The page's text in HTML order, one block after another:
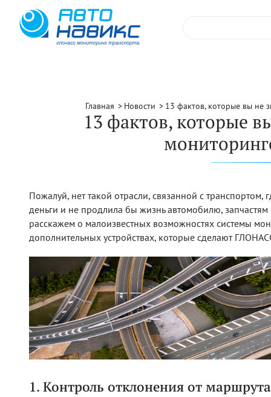
Главная Новости 13 фактов, которые вы не
13 фактов, которые
Пожалуй, нет такой отрасли, связанной с
деньги и не продлила бы жизнь автомобилю,
расскажем о малоизвестных возможностях системы
дополнительных устройствах, которые сделают
1. Контроль отклонения от